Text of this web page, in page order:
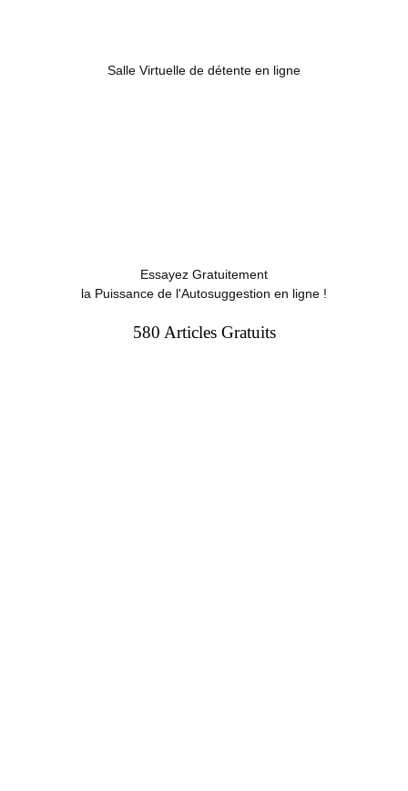
Salle Virtuelle de détente en ligne
Essayez Gratuitement
la Puissance de l'Autosuggestion en ligne !
580 Articles Gratuits